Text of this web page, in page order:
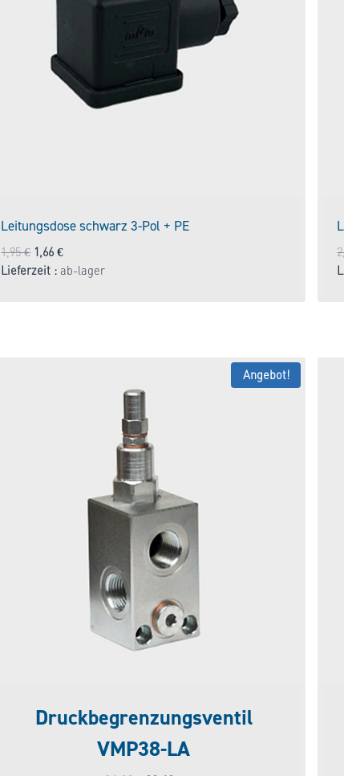
Leitungsdose schwarz 3-Pol + PE
1,95€ Ursprünglicher
Preis
1,66€Aktueller
Preis
Lieferzeit :ab-lager
Angebot!
Druckbegrenzungsventil
VMP38-LA